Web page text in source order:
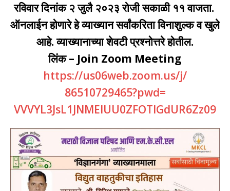
रविवार दिनांक २ जुलै २०२३ रोजी सकाळी ११ वाजता.
ऑनलाईन होणारे हे व्याख्यान सर्वांकरिता विनाशुल्क व खुले
आहे. व्याख्यानाच्या शेवटी प्रश्नोत्तरे होतील.
लिंक – Join Zoom Meeting
https://us06web.zoom.us/j/
86510729465?pwd=
VVVYL3JsL1JNMElUU0ZFOTlGdUR6Zz09